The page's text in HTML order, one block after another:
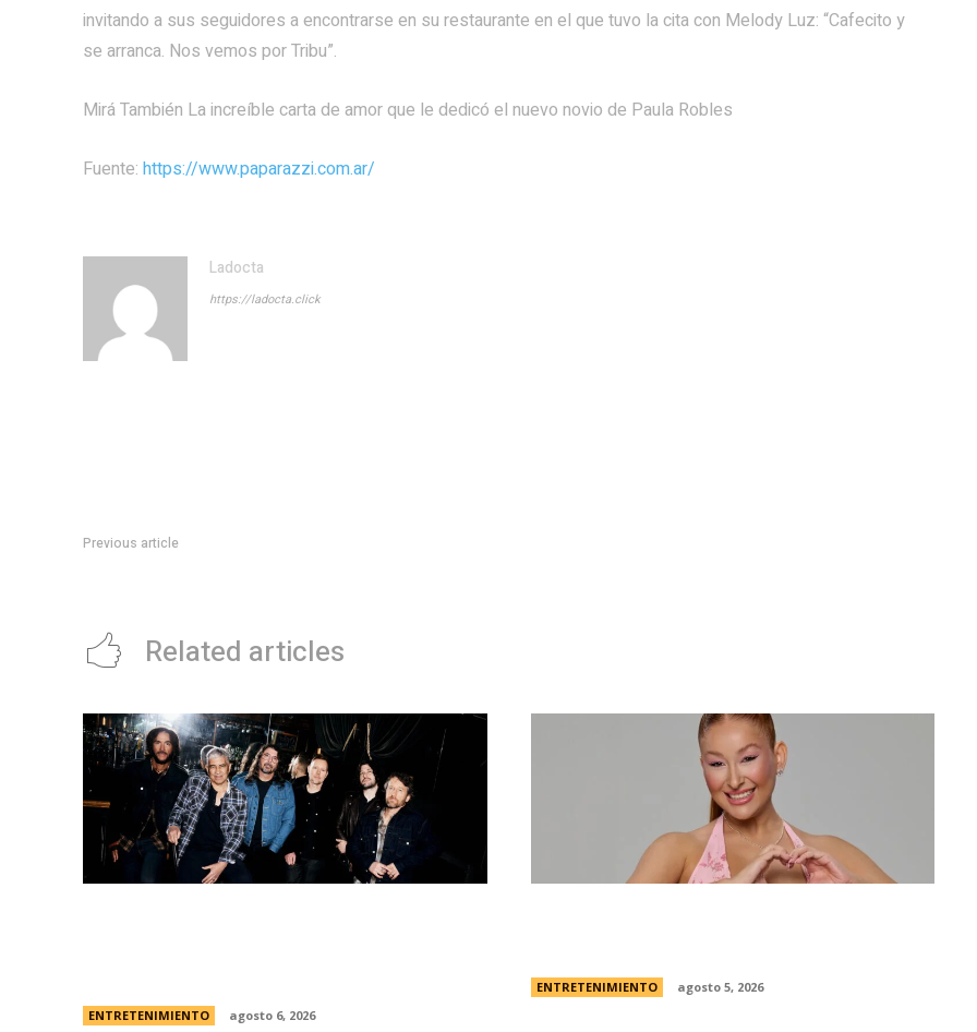
invitando a sus seguidores a encontrarse en su restaurante en el que tuvo la cita con Melody Luz: “Cafecito y
se arranca. Nos vemos por Tribu”.
Mirá También La increíble carta de amor que le dedicó el nuevo novio de Paula Robles
Fuente: https://www.paparazzi.com.ar/
Ladocta
https://ladocta.click
Previous article
Related articles
ENTRETENIMIENTO agosto 6, 2026
ENTRETENIMIENTO agosto 5, 2026